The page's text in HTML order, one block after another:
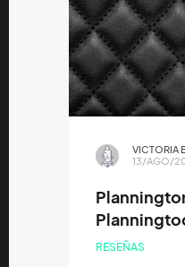
VICTORIA
13/AGO/
RESEÑAS